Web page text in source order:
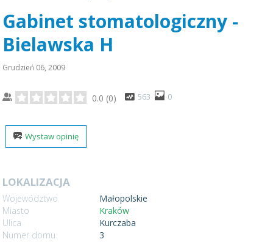
Gabinet stomatologiczny -
Bielawska H
Grudzień 06, 2009
0.0 (0) 563 0
Wystaw opinię
LOKALIZACJA
Województwo
Małopolskie
Miasto
Kraków
Ulica
Kurczaba
Numer domu
3